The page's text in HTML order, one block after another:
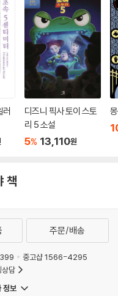
사를 통해 일반적인 성장소설
삶을 자신의 삶 속으로 끌
페란테가 폭력적인 체험을
물을 형성했다는 것을 알 수
재 소녀 릴라와 그런 릴라를
조반나라는 새로운 캐릭터
하게 파고들며 세상에서 가장
주제들과 일그러진 여성의 모
수 있는 가장 페란테다운 이야
도 사랑받고 싶어요.”
러
디즈니 픽사 토이 스토
리 5 소설
5% 13,110원
책
주문/배송
중고샵 1566-4295
담
정보